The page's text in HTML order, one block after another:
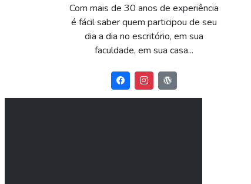
Com mais de 30 anos de experiência
é fácil saber quem participou de seu
dia a dia no escritório, em sua
faculdade, em sua casa...